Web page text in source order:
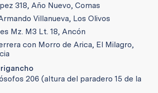
318, Año Nuevo, Comas
Villanueva, Los Olivos
Mz. M3 Lt. 18, Ancón
con Morro de Arica, El Milagro,
206 (altura del paradero 15 de la